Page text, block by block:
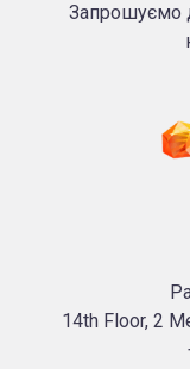
Запрошуємо
14th Floor, 2